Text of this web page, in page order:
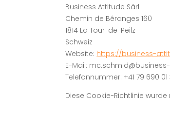
Business Attitude Sàrl
Chemin de Béranges 160
1814 La Tour-de-Peilz
Schweiz
Website: https://business-
E-Mail: mc.schmid@
Telefonnummer: +41 79 690 01
Diese Cookie-Richtlinie wurde